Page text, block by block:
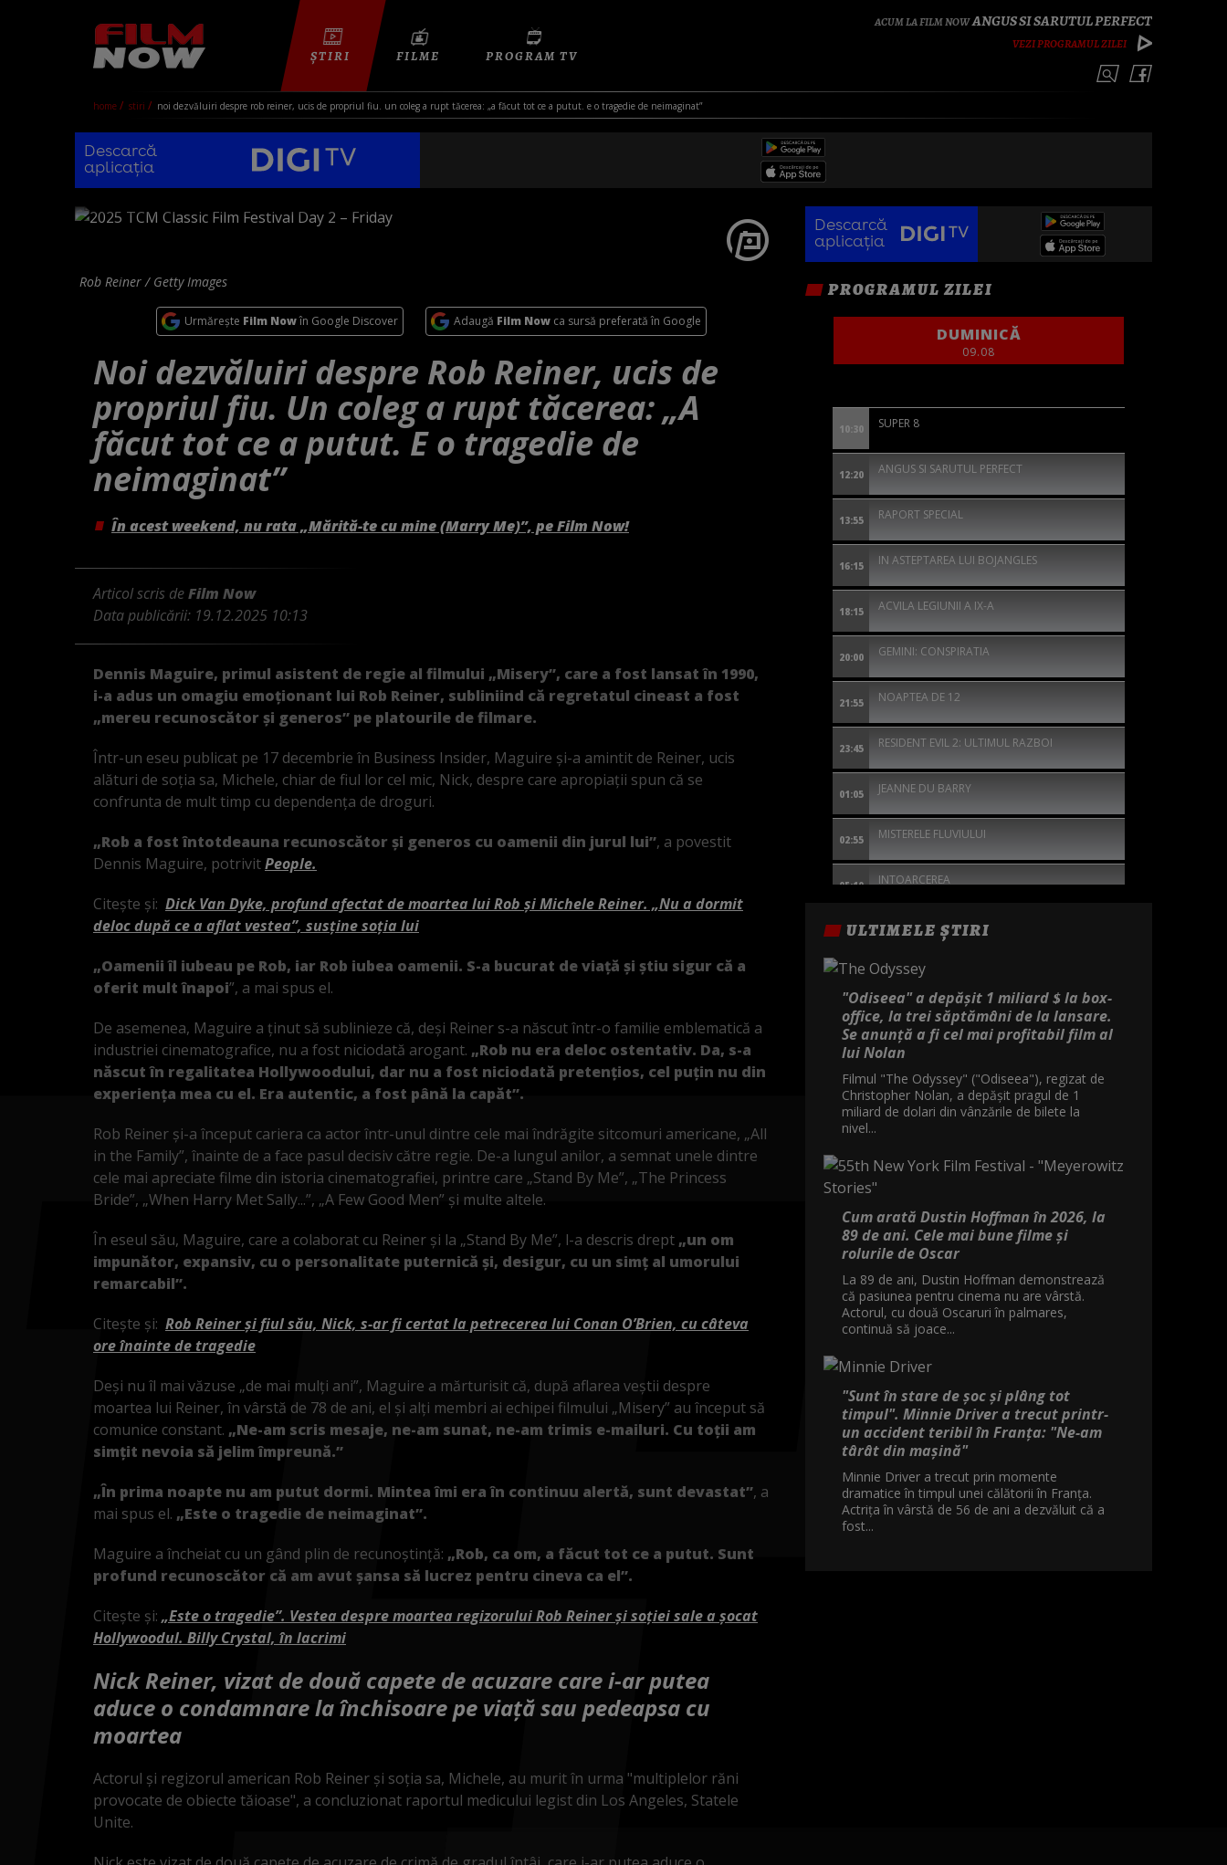
ANGUS SI SARUTUL PERFECT
VEZI PROGRAMUL ZILEI
ȘTIRI FILME PROGRAM TV
home stiri noi dezvăluiri despre rob reiner, ucis de propriul fiu. un coleg a rupt tăcerea: „a făcut tot ce a putut. e o tragedie de neimaginat”
Descarcă
aplicația
Rob Reiner / Getty Images
Urmărește Film Nowîn Google Discover Adaugă Film Nowca sursă preferată în Google
Noi dezvăluiri despre Rob Reiner, ucis de
propriul fiu. Un coleg a rupt tăcerea: „A
făcut tot ce a putut. E o tragedie de
neimaginat”
În acest weekend, nu rata „Mărită-te cu mine (Marry Me)”, pe Film Now!
Articol scris deFilm Now
Data publicării: 19.12.2025 10:13
Dennis Maguire, primul asistent de regie al filmului „Misery”, care a fost lansat în 1990,
i-a adus un omagiu emoționant lui Rob Reiner, subliniind că regretatul cineast a fost
„mereu recunoscător și generos” pe platourile de filmare.
Într-un eseu publicat pe 17 decembrie în Business Insider, Maguire și-a amintit de Reiner, ucis
alături de soția sa, Michele, chiar de fiul lor cel mic, Nick, despre care apropiații spun că se
confrunta de mult timp cu dependența de droguri.
„Rob a fost întotdeauna recunoscător și generos cu oamenii din jurul lui”, a povestit
Dennis Maguire, potrivitPeople.
Citește și: Dick Van Dyke, profund afectat de moartea lui Rob și Michele Reiner. „Nu a dormit
deloc după ce a aflat vestea”, susține soția lui
„Oamenii îl iubeau pe Rob, iar Rob iubea oamenii. S-a bucurat de viață și știu sigur că a
oferit mult înapoi”, a mai spus el.
De asemenea, Maguire a ținut să sublinieze că, deși Reiner s-a născut într-o familie emblematică a
industriei cinematografice, nu a fost niciodată arogant. „Rob nu era deloc ostentativ. Da, s-a
născut în regalitatea Hollywoodului, dar nu a fost niciodată pretențios, cel puțin nu din
experiența mea cu el. Era autentic, a fost până la capăt”.
Rob Reiner și-a început cariera ca actor într-unul dintre cele mai îndrăgite sitcomuri americane, „All
in the Family”, înainte de a face pasul decisiv către regie. De-a lungul anilor, a semnat unele dintre
cele mai apreciate filme din istoria cinematografiei, printre care „Stand By Me”, „The Princess
Bride”, „When Harry Met Sally...”, „A Few Good Men” și multe altele.
În eseul său, Maguire, care a colaborat cu Reiner și la „Stand By Me”, l-a descris drept „un om
impunător, expansiv, cu o personalitate puternică și, desigur, cu un simț al umorului
remarcabil”.
Citește și: Rob Reiner și fiul său, Nick, s-ar fi certat la petrecerea lui Conan O’Brien, cu câteva
ore înainte de tragedie
Deși nu îl mai văzuse „de mai mulți ani”, Maguire a mărturisit că, după aflarea veștii despre
moartea lui Reiner, în vârstă de 78 de ani, el și alți membri ai echipei filmului „Misery” au început să
comunice constant. „Ne-am scris mesaje, ne-am sunat, ne-am trimis e-mailuri. Cu toții am
simțit nevoia să jelim împreună.”
„În prima noapte nu am putut dormi. Mintea îmi era în continuu alertă, sunt devastat”, a
mai spus el. „Este o tragedie de neimaginat”.
Maguire a încheiat cu un gând plin de recunoștință: „Rob, ca om, a făcut tot ce a putut. Sunt
profund recunoscător că am avut șansa să lucrez pentru cineva ca el”.
Citește și: „Este o tragedie”. Vestea despre moartea regizorului Rob Reiner şi soţiei sale a șocat
Hollywoodul. Billy Crystal, în lacrimi
Nick Reiner, vizat de două capete de acuzare care i-ar putea
aduce o condamnare la închisoare pe viaţă sau pedeapsa cu
moartea
Actorul şi regizorul american Rob Reiner şi soţia sa, Michele, au murit în urma "multiplelor răni
provocate de obiecte tăioase", a concluzionat raportul medicului legist din Los Angeles, Statele
Unite.
Descarcă
aplicația
PROGRAMUL ZILEI
DUMINICĂ
09.08
10:30 SUPER 8
12:20 ANGUS SI SARUTUL PERFECT
13:55 RAPORT SPECIAL
16:15 IN ASTEPTAREA LUI BOJANGLES
18:15 ACVILA LEGIUNII A IX-A
20:00 GEMINI: CONSPIRATIA
21:55 NOAPTEA DE 12
23:45 RESIDENT EVIL 2: ULTIMUL RAZBOI
01:05 JEANNE DU BARRY
02:55 MISTERELE FLUVIULUI
05:10 INTOARCEREA
ULTIMELE ȘTIRI
"Odiseea" a depășit 1 miliard $ la box-
office, la trei săptămâni de la lansare.
Se anunță a fi cel mai profitabil film al
lui Nolan
Filmul "The Odyssey" ("Odiseea"), regizat de
Christopher Nolan, a depăşit pragul de 1
miliard de dolari din vânzările de bilete la
nivel...
Cum arată Dustin Hoffman în 2026, la
89 de ani. Cele mai bune filme și
rolurile de Oscar
La 89 de ani, Dustin Hoffman demonstrează
că pasiunea pentru cinema nu are vârstă.
Actorul, cu două Oscaruri în palmares,
continuă să joace...
"Sunt în stare de șoc și plâng tot
timpul". Minnie Driver a trecut printr-
un accident teribil în Franța: "Ne-am
târât din mașină"
Minnie Driver a trecut prin momente
dramatice în timpul unei călătorii în Franța.
Actrița în vârstă de 56 de ani a dezvăluit că a
fost...